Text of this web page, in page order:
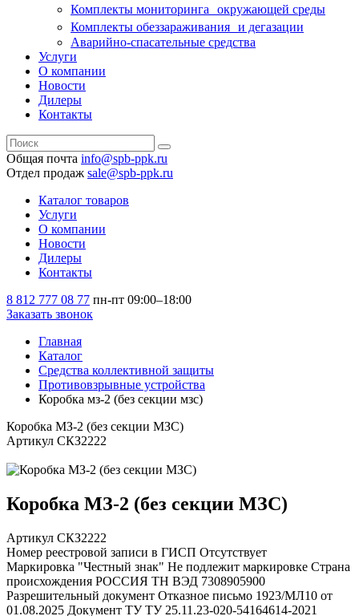
Комплекты мониторинга окружающей среды
Комплекты обеззараживания и дегазации
Аварийно-спасательные средства
Услуги
О компании
Новости
Дилеры
Контакты
Общая почта info@spb-ppk.ru
Отдел продаж sale@spb-ppk.ru
Каталог товаров
Услуги
О компании
Новости
Дилеры
Контакты
8 812 777 08 77 пн-пт 09:00–18:00
Заказать звонок
Главная
Каталог
Средства коллективной защиты
Противовзрывные устройства
Коробка мз-2 (без секции мзс)
Коробка МЗ-2 (без секции МЗС)
Артикул СКЗ2222
Коробка МЗ-2 (без секции МЗС)
Артикул СКЗ2222
Номер реестровой записи в ГИСП Отсутствует
Маркировка "Честный знак" Не подлежит маркировке Страна
происхождения РОССИЯ ТН ВЭД 7308905900
Разрешительный документ Отказное письмо 1923/МЛ10 от
01.08.2025 Документ ТУ ТУ 25.11.23-020-54164614-2021